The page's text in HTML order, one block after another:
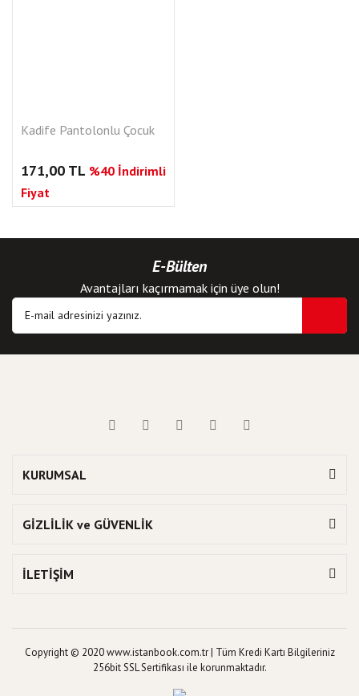
Kadife Pantolonlu Çocuk
171,00 TL %40 İndirimli
Fiyat
E-Bülten
Avantajları kaçırmamak için üye olun!
KURUMSAL
GİZLİLİK ve GÜVENLİK
İLETİŞİM
Copyright © 2020 www.istanbook.com.tr | Tüm Kredi Kartı Bilgileriniz
256bit SSL Sertifikası ile korunmaktadır.